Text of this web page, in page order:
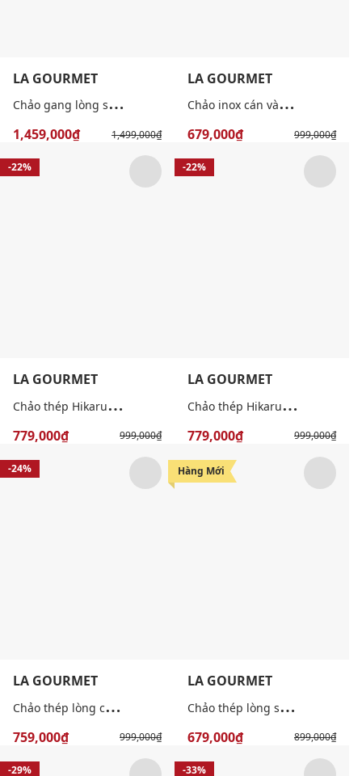
LA GOURMET
C
hảo gang lòng sâu Nitrigan 28cm
1,459,000₫ 1,499,000₫
LA GOURMET
C
hảo inox cán vàng 5 lớp Aureon
679,000₫ 999,000₫
-22%
LA GOURMET
C
hảo thép Hikaru Nitrigan lòng cạn 28cm
779,000₫ 999,000₫
-22%
LA GOURMET
C
hảo thép Hikaru Nitrigan lòng sâu 26cm
779,000₫ 999,000₫
-24%
LA GOURMET
C
hảo thép lòng cạn Hikaru 26cm
759,000₫ 999,000₫
Hàng Mới
-24%
LA GOURMET
C
hảo thép lòng sâu Hikaru 20cm
679,000₫ 899,000₫
-29% -33%